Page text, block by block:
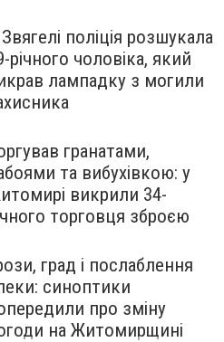
поліція розшукала
річного чоловіка, який
лампадку з могили
гранатами,
та вибухівкою: у
викрили 34-
торговця зброєю
град і послаблення
синоптики
про зміну
на Житомирщині